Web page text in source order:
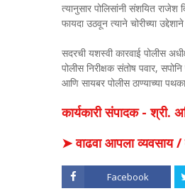
त्यानुसार पोलिसांनी संशयित राजेश
फायदा उठवून त्याने चोरीच्या
सदरची यशस्वी कारवाई पोलीस
पोलीस निरीक्षक संतोष पवार,
आणि सायबर पोलीस ठाण्याच्या
कार्यकारी संपादक - श्री.
➤ वाढवा आपला व्यवसाय
Facebook